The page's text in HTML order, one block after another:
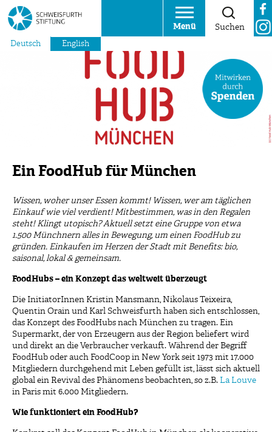
Menü Suchen
Deutsch English
Ein FoodHub für München
Wissen, woher unser Essen kommt! Wissen, wer am täglichen
Einkauf wie viel verdient! Mitbestimmen, was in den Regalen
steht! Klingt utopisch? Aktuell setzt eine Gruppe von etwa
1.500 Münchnern alles in Bewegung, um einen FoodHub zu
gründen. Einkaufen im Herzen der Stadt mit Benefits: bio,
saisonal, lokal & gemeinsam.
FoodHubs – ein Konzept das weltweit überzeugt
Die InitiatorInnen Kristin Mansmann, Nikolaus Teixeira,
Quentin Orain und Karl Schweisfurth haben sich entschlossen,
das Konzept des FoodHubs nach München zu tragen. Ein
Supermarkt, der von Erzeugern aus der Region beliefert wird
und direkt an die Verbraucher verkauft. Während der Begriff
FoodHub oder auch FoodCoop in New York seit 1973 mit 17.000
Mitgliedern durchgehend mit Leben gefüllt ist, lässt sich aktuell
global ein Revival des Phänomens beobachten, so z.B. La Louve
in Paris mit 6.000 Mitgliedern.
Wie funktioniert ein FoodHub?